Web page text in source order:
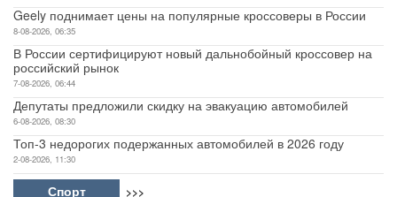
Geely поднимает цены на популярные кроссоверы в России
8-08-2026, 06:35
В России сертифицируют новый дальнобойный кроссовер на
российский рынок
7-08-2026, 06:44
Депутаты предложили скидку на эвакуацию автомобилей
6-08-2026, 08:30
Топ-3 недорогих подержанных автомобилей в 2026 году
2-08-2026, 11:30
Спорт >>>